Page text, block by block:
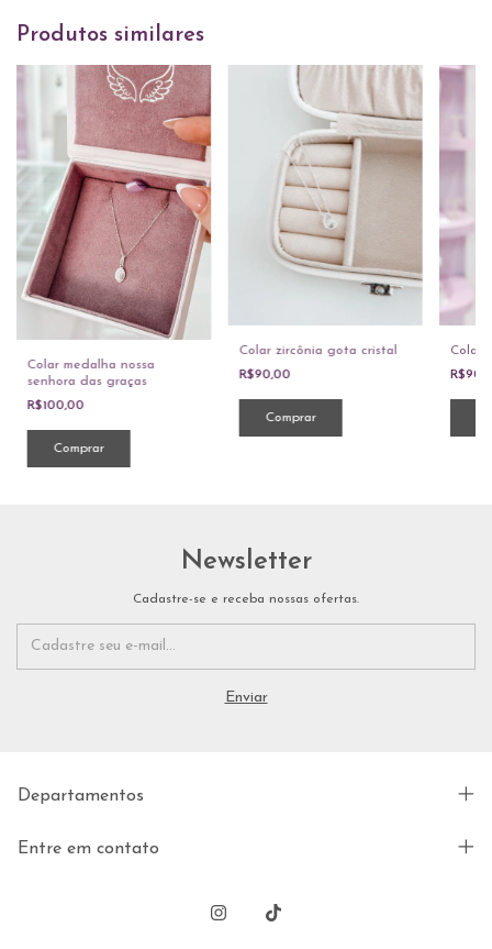
Produtos similares
Colar medalha nossa
senhora das graças
R$100,00
Colar zircônia gota cristal
R$90,00
Colar
Newsletter
Cadastre-se e receba nossas ofertas.
Departamentos
Entre em contato